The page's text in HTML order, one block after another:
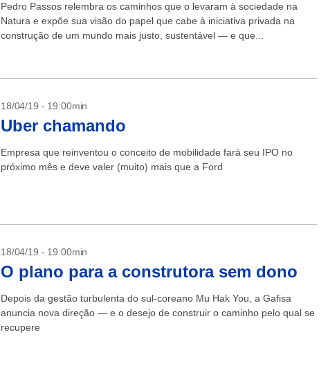
Pedro Passos relembra os caminhos que o levaram à sociedade na
Natura e expõe sua visão do papel que cabe à iniciativa privada na
construção de um mundo mais justo, sustentável — e que...
18/04/19 - 19:00min
Uber chamando
Empresa que reinventou o conceito de mobilidade fará seu IPO no
próximo mês e deve valer (muito) mais que a Ford
18/04/19 - 19:00min
O plano para a construtora sem dono
Depois da gestão turbulenta do sul-coreano Mu Hak You, a Gafisa
anuncia nova direção — e o desejo de construir o caminho pelo qual se
recupere